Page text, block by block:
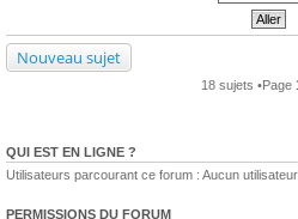
Nouveau sujet
18 sujets •Page
QUI EST EN LIGNE ?
Utilisateurs parcourant ce forum : Aucun
PERMISSIONS DU FORUM